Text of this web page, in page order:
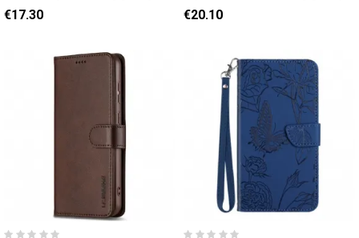
€17.30 €20.10